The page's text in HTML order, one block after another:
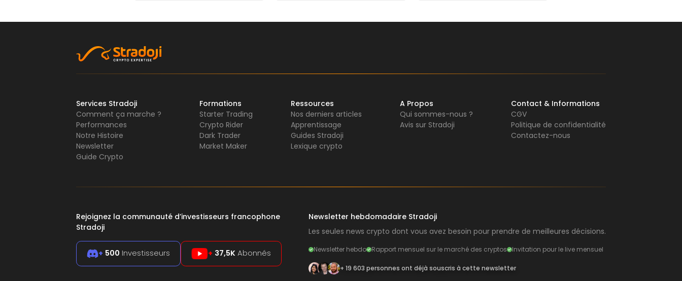
Services Stradoji
Comment ça marche ?
Performances
Notre Histoire
Newsletter
Guide Crypto
Formations
Starter Trading
Crypto Rider
Dark Trader
Market Maker
Ressources
Nos derniers articles
Apprentissage
Guides Stradoji
Lexique crypto
A Propos
Qui sommes-nous ?
Avis sur Stradoji
Contact & Informations
CGV
Politique de confidentialité
Contactez-nous
Rejoignez la communauté d’investisseurs francophone
Stradoji
+ 500 Investisseurs + 37,5K Abonnés
Newsletter hebdomadaire Stradoji
Les seules news crypto dont vous avez besoin pour prendre de meilleures décisions.
Newsletter hebdo Rapport mensuel sur le marché des cryptos Invitation pour le live mensuel
+ 19 603 personnes ont déjà souscris à cette newsletter